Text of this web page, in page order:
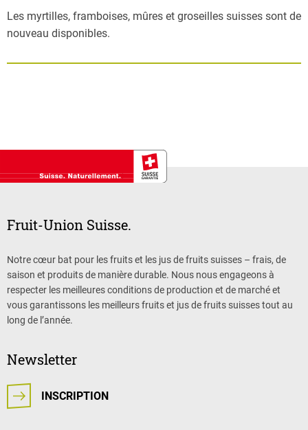
Les myrtilles, framboises, mûres et groseilles suisses sont de
nouveau disponibles.
Fruit-Union Suisse.
Notre cœur bat pour les fruits et les jus de fruits suisses – frais, de
saison et produits de manière durable. Nous nous engageons à
respecter les meilleures conditions de production et de marché et
vous garantissons les meilleurs fruits et jus de fruits suisses tout au
long de l’année.
Newsletter
INSCRIPTION